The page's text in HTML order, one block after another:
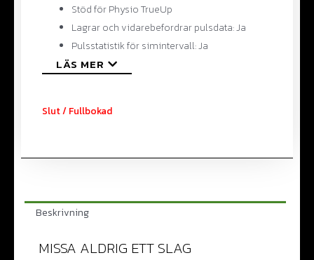
Stöd för Physio TrueUp
Lagrar och vidarebefordrar pulsdata: Ja
Pulsstatistik för simintervall: Ja
LÄS MER
Slut / Fullbokad
Beskrivning
MISSA ALDRIG ETT SLAG